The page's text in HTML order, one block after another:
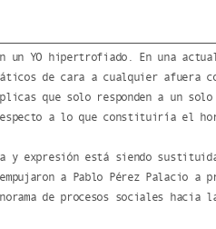
un YO hipertrofiado. En una
de cara a cualquier afuera
que solo responden a un
a lo que constituiría el
y expresión está siendo
a Pablo Pérez Palacio a
de procesos sociales